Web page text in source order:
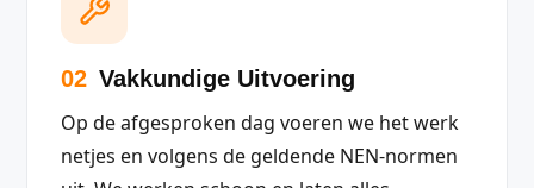
02 Vakkundige Uitvoering
Op de afgesproken dag voeren we het werk
netjes en volgens de geldende NEN-normen